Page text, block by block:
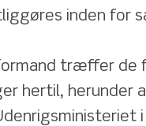
inden for
træffer de
hertil, herunder